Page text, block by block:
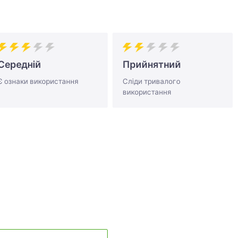
ознаки використання
Прийнятний
Сліди тривалого
використання